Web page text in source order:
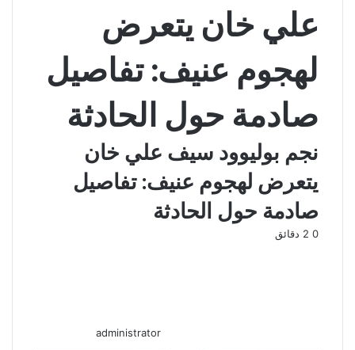
علي خان يتعرض
لهجوم عنيف: تفاصيل
صادمة حول الحادثة
نجم بوليوود سيف علي خان
يتعرض لهجوم عنيف: تفاصيل
صادمة حول الحادثة
administrator
0